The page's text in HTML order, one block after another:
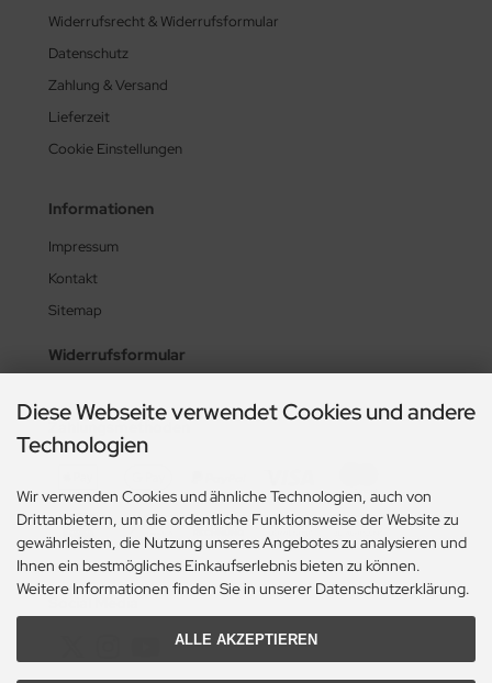
Widerrufsrecht & Widerrufsformular
Datenschutz
Zahlung & Versand
Lieferzeit
Cookie Einstellungen
Informationen
Impressum
Kontakt
Sitemap
Widerrufsformular
Zahlungsmethoden
Diese Webseite verwendet Cookies und andere
Technologien
Wir verwenden Cookies und ähnliche Technologien, auch von
Drittanbietern, um die ordentliche Funktionsweise der Website zu
gewährleisten, die Nutzung unseres Angebotes zu analysieren und
Ihnen ein bestmögliches Einkaufserlebnis bieten zu können.
Weitere Informationen finden Sie in unserer Datenschutzerklärung.
ALLE AKZEPTIEREN